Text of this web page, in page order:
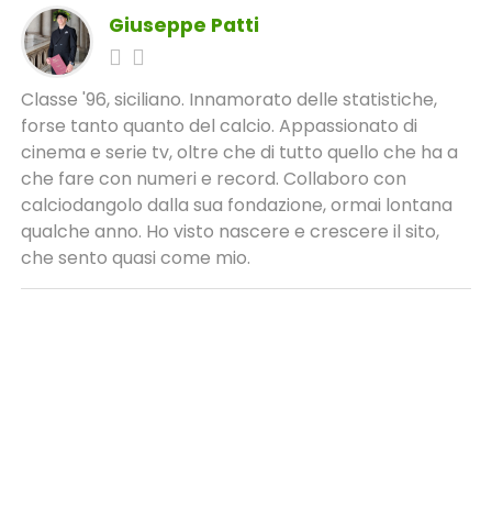
Giuseppe Patti
Classe '96, siciliano. Innamorato delle statistiche,
forse tanto quanto del calcio. Appassionato di
cinema e serie tv, oltre che di tutto quello che ha a
che fare con numeri e record. Collaboro con
calciodangolo dalla sua fondazione, ormai lontana
qualche anno. Ho visto nascere e crescere il sito,
che sento quasi come mio.